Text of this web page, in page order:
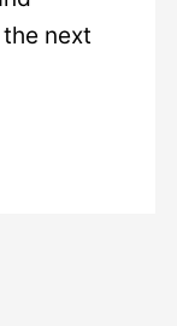
next